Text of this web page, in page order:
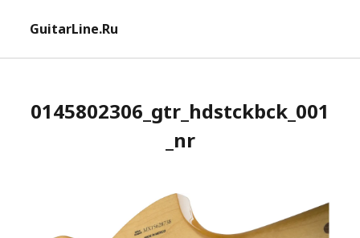
GuitarLine.Ru
0145802306_gtr_hdstckbck_001
_nr